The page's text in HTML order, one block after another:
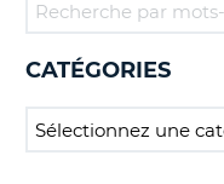
MA
RÉSERVATION
FRANCE
CATÉGORIES